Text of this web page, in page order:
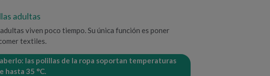
adultas
viven poco tiempo. Su única función es poner
textiles.
las polillas de la ropa soportan temperaturas
hasta 35 °C.